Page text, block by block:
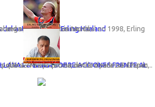
del astro noruego Erling Haaland
que Noruega participó en un Mundial en 1998, Erling Haaland ni siquiera había nacido.
SUPREFECTO DE SULLANA INFORMA SOBRE ACCIONES FRENTE AL "NIÑO"
para LvR Chavín, respecto a las acciones que se vienen promoviendo desde su despac...